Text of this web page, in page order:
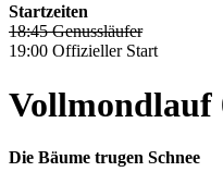
Startzeiten
18:45 Genussläufer
19:00 Offizieller Start
Vollmondlauf
Die Bäume trugen Schnee